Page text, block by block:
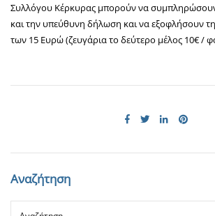
Συλλόγου Κέρκυρας μπορούν να συμπληρώσουν
και την υπεύθυνη δήλωση και να εξοφλήσουν
των 15 Ευρώ (ζευγάρια το δεύτερο μέλος 10€ /
Αναζήτηση